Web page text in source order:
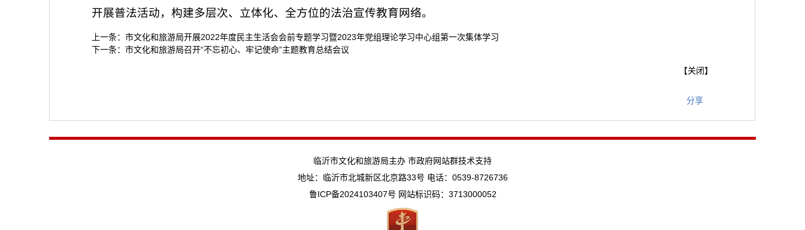
开展普法活动，构建多层次、立体化、全方位的法治宣传教育网络。
上一条： 市文化和旅游局开展2022年度民主生活会会前专题学习暨2023年党组理论学习中心组第一次集体学习
下一条： 市文化和旅游局召开“不忘初心、牢记使命”主题教育总结会议
【关闭】
分享
临沂市文化和旅游局主办 市政府网站群技术支持
地址：临沂市北城新区北京路33号 电话：0539-8726736
鲁ICP备2024103407号 网站标识码：3713000052